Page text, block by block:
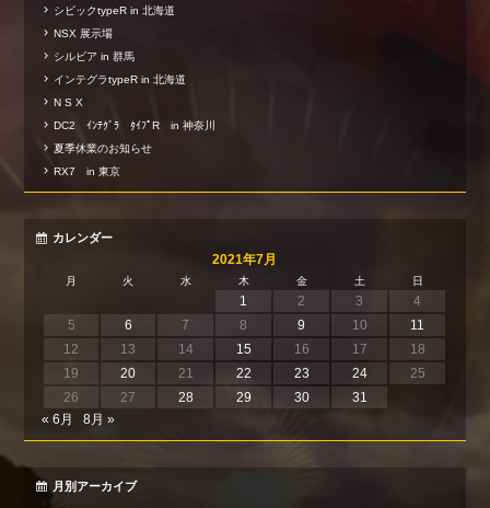
シビックtypeR in 北海道
NSX 展示場
シルビア in 群馬
インテグラtypeR in 北海道
N S X
DC2 ｲﾝﾃｸﾞﾗ ﾀｲﾌﾟR in 神奈川
夏季休業のお知らせ
RX7 in 東京
カレンダー
2021年7月
月 火 水 木 金 土 日
1 2 3
4
5
6 7 8 9 10
11
12
13 14 15 16 17
18
19
20 21 22 23 24
25
26
27 28 29 30
31
« 6月
8月 »
月別アーカイブ